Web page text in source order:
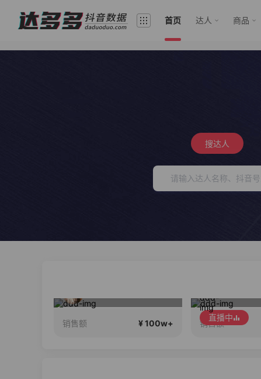
首页 达人 商品
搜达人
直播中
销售额 ¥ 100w+
直播中
销售额